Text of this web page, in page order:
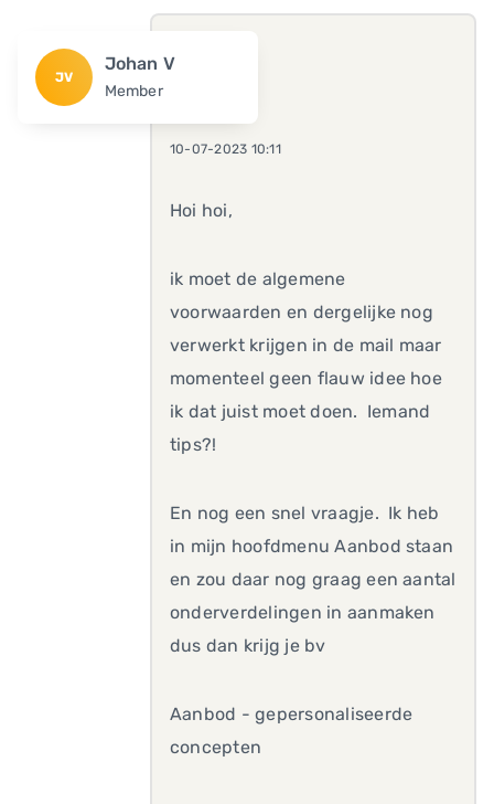
JV
Johan V
Member
10-07-2023 10:11
Hoi hoi,
ik moet de algemene
voorwaarden en dergelijke nog
verwerkt krijgen in de mail maar
momenteel geen flauw idee hoe
ik dat juist moet doen. Iemand
tips?!
En nog een snel vraagje. Ik heb
in mijn hoofdmenu Aanbod staan
en zou daar nog graag een aantal
onderverdelingen in aanmaken
dus dan krijg je bv
Aanbod - gepersonaliseerde
concepten